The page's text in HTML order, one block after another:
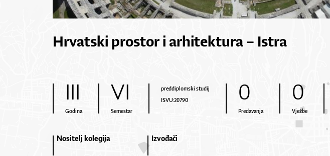
Hrvatski prostor i arhitektura – Istra
III
Godina
VI
Semestar
preddiplomski studij
ISVU:20790
0
Predavanja
0
Vježbe
Nositelj kolegija Izvođači